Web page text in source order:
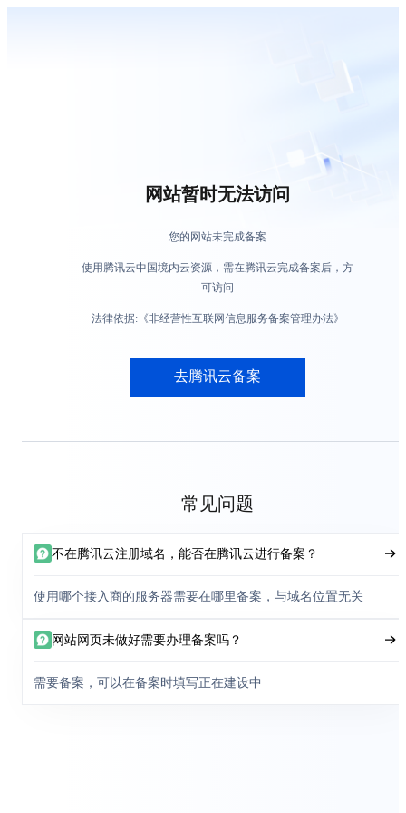
网站暂时无法访问
您的网站未完成备案
使用腾讯云中国境内云资源，需在腾讯云完成备案后，方
可访问
法律依据:《非经营性互联网信息服务备案管理办法》
去腾讯云备案
常见问题
不在腾讯云注册域名，能否在腾讯云进行备案？
使用哪个接入商的服务器需要在哪里备案，与域名位置无关
网站网页未做好需要办理备案吗？
需要备案，可以在备案时填写正在建设中